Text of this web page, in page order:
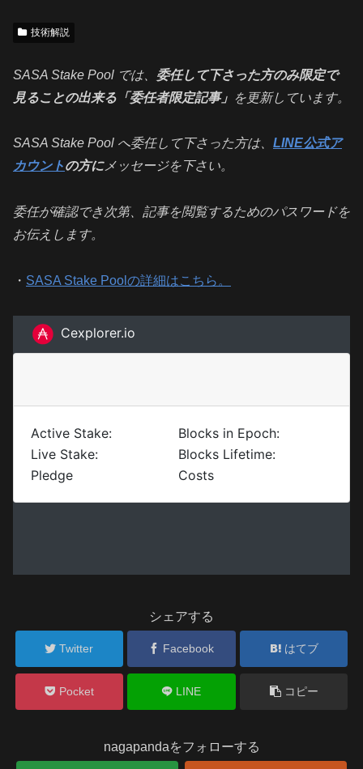
技術解説
SASA Stake Pool では、 委任して下さった方のみ限定で
見ることの出来る「委任者限定記事」 を更新しています。
SASA Stake Pool へ委任して下さった方は、 LINE公式ア
カウントの方にメッセージを下さい。
委任が確認でき次第、記事を閲覧するためのパスワードを
お伝えします。
・ SASA Stake Poolの詳細はこちら。
シェアする
Twitter Facebook はてブ
Pocket LINE コピー
nagapandaをフォローする